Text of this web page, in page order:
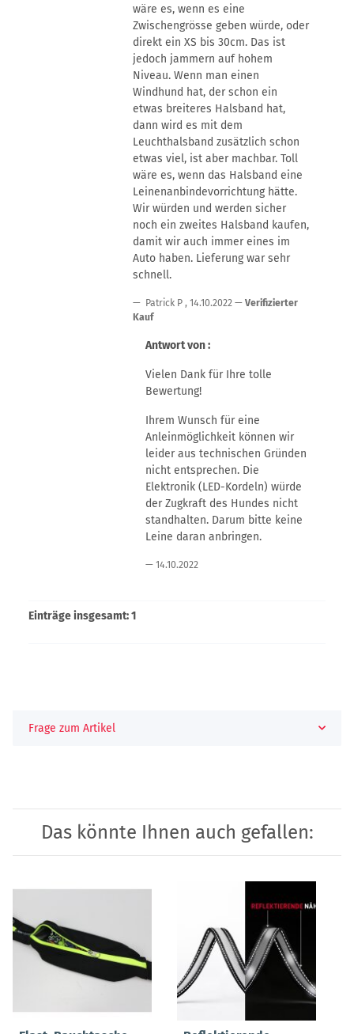
wäre es, wenn es eine
Zwischengrösse geben würde, oder
direkt ein XS bis 30cm. Das ist
jedoch jammern auf hohem
Niveau. Wenn man einen
Windhund hat, der schon ein
etwas breiteres Halsband hat,
dann wird es mit dem
Leuchthalsband zusätzlich schon
etwas viel, ist aber machbar. Toll
wäre es, wenn das Halsband eine
Leinenanbindevorrichtung hätte.
Wir würden und werden sicher
noch ein zweites Halsband kaufen,
damit wir auch immer eines im
Auto haben. Lieferung war sehr
schnell.
Patrick P , 14.10.2022
Verifizierter
Kauf
Antwort von :
Vielen Dank für Ihre tolle
Bewertung!
Ihrem Wunsch für eine
Anleinmöglichkeit können wir
leider aus technischen Gründen
nicht entsprechen. Die
Elektronik (LED-Kordeln) würde
der Zugkraft des Hundes nicht
standhalten. Darum bitte keine
Leine daran anbringen.
14.10.2022
Einträge insgesamt: 1
Frage zum Artikel
Das könnte Ihnen auch gefallen: